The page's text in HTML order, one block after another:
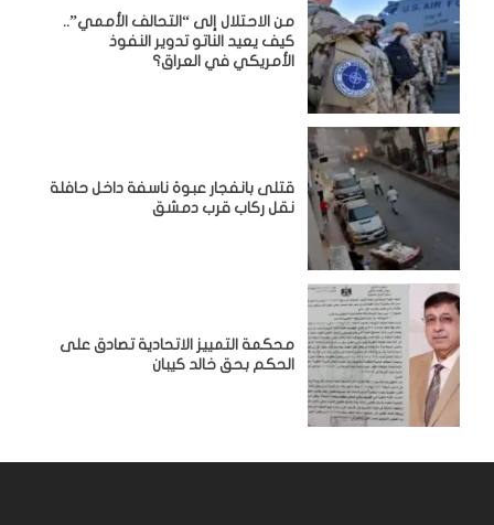
من الاحتلال إلى “التحالف الأممي”..
كيف يعيد الناتو تدوير النفوذ
الأمريكي في العراق؟
قتلى بانفجار عبوة ناسفة داخل حافلة
نقل ركاب قرب دمشق
محكمة التمييز الاتحادية تصادق على
الحكم بحق خالد كيبان